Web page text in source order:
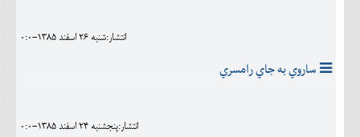
انتشار:شنبه 26 اسفند 1385-0:0
ساروي به جاي رامسري
انتشار:پنجشنبه 24 اسفند 1385-0:0